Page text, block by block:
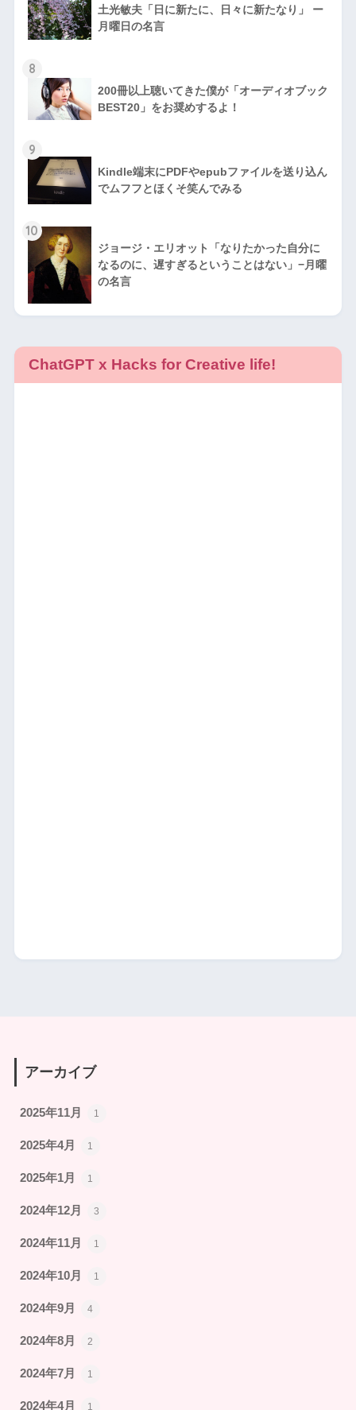
土光敏夫「日に新たに、日々に新たなり」 ー
月曜日の名言
8
200冊以上聴いてきた僕が「オーディオブック
BEST20」をお奨めするよ！
9
Kindle端末にPDFやepubファイルを送り込ん
でムフフとほくそ笑んでみる
10
ジョージ・エリオット「なりたかった自分に
なるのに、遅すぎるということはない」−月曜
の名言
ChatGPT x Hacks for Creative life!
アーカイブ
2025年11月 1
2025年4月 1
2025年1月 1
2024年12月 3
2024年11月 1
2024年10月 1
2024年9月 4
2024年8月 2
2024年7月 1
2024年4月 1